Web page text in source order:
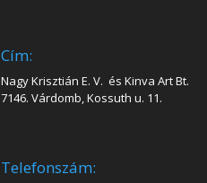
Cím:
Nagy Krisztián E. V. és Kinva Art Bt.
7146. Várdomb, Kossuth u. 11.
Telefonszám: